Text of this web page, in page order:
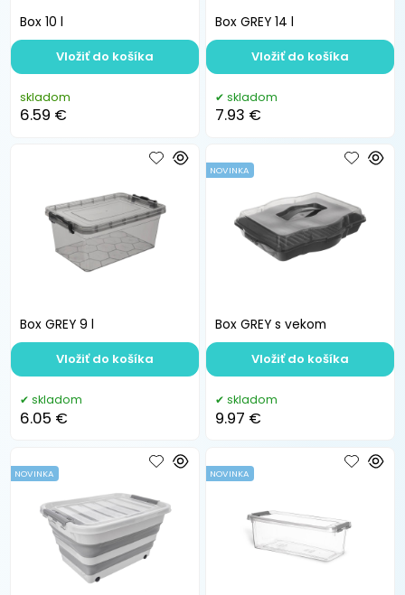
Box 10 l
skladom
6.59 €
Vložiť do košíka
Box GREY 14 l
skladom
7.93 €
Vložiť do košíka
Box GREY 9 l
skladom
6.05 €
Vložiť do košíka
Box GREY s vekom
NOVINKA
skladom
9.97 €
Vložiť do košíka
NOVINKA NOVINKA